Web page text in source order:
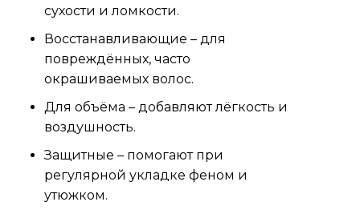
сухости и ломкости.
Восстанавливающие – для
повреждённых, часто
окрашиваемых волос.
Для объёма – добавляют лёгкость и
воздушность.
Защитные – помогают при
регулярной укладке феном и
утюжком.